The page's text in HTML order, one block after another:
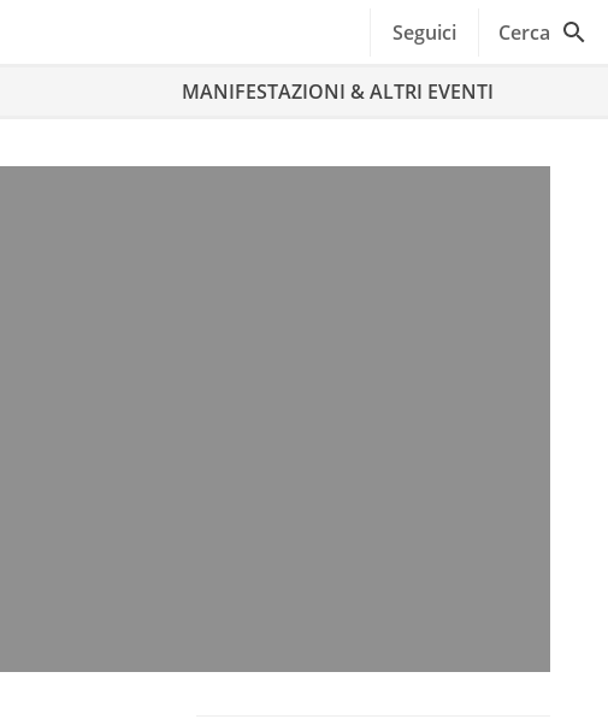
Seguici Cerca
MANIFESTAZIONI & ALTRI EVENTI